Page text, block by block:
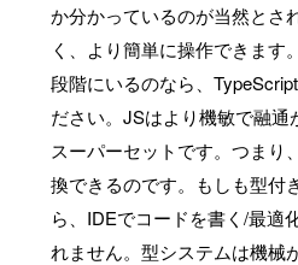
か分かっているのが当然とさ
く、より簡単に操作できます
段階にいるのなら、
ださい。JSはより機敏で融
スーパーセットです。つまり
換できるのです。もしも型付
ら、IDEでコードを書く/最適
れません。型システムは機械